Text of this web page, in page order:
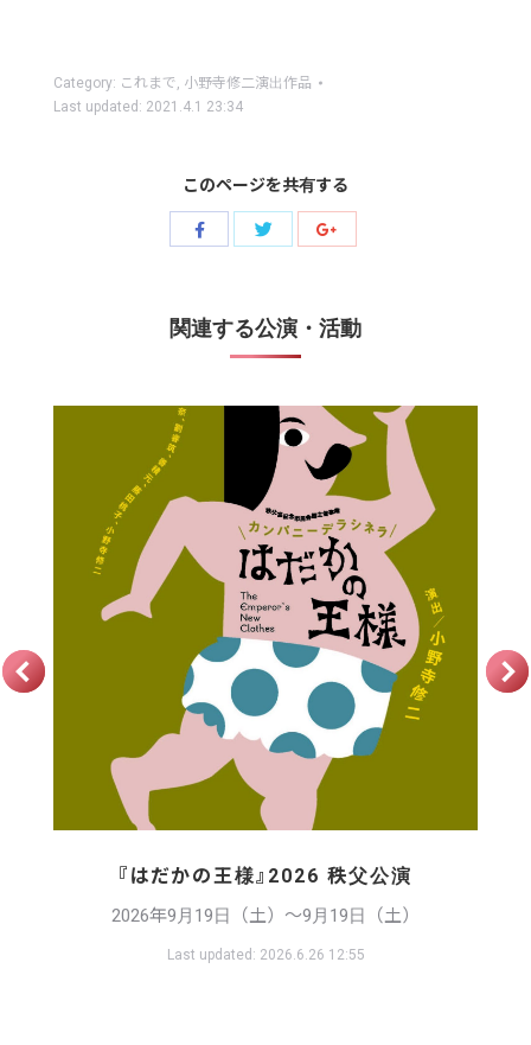
Category: これまで, 小野寺修二演出作品
Last updated: 2021.4.1 23:34
このページを共有する
Share
Share
関連する公演・活動
『はだかの王様』2026 秩父公演
2026年9月19日（土）〜9月19日（土）
Last updated: 2026.6.26 12:55